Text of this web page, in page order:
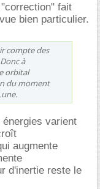
fait
bien particulier.
compte des
à
orbital
du moment
varient
augmente
d'inertie reste le